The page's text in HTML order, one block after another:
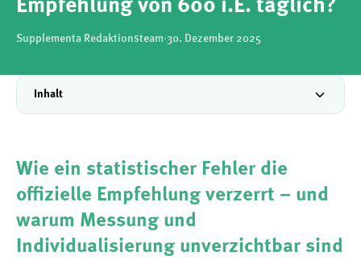
Empfehlung von 600 i.E. täglich?
Supplementa Redaktionsteam·30. Dezember 2025
Inhalt
Wie ein statistischer Fehler die
offizielle Empfehlung verzerrt – und
warum Messung und
Individualisierung unverzichtbar sind